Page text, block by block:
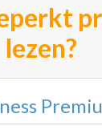
lezen?